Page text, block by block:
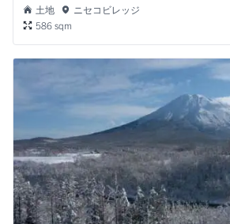
土地
ニセコビレッジ
586 sqm